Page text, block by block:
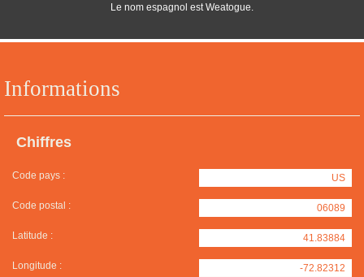
Informations
Chiffres
Code pays : US
Code postal : 06089
Latitude : 41.83884
Longitude : -72.82312
Le nom espagnol est Weatogue.